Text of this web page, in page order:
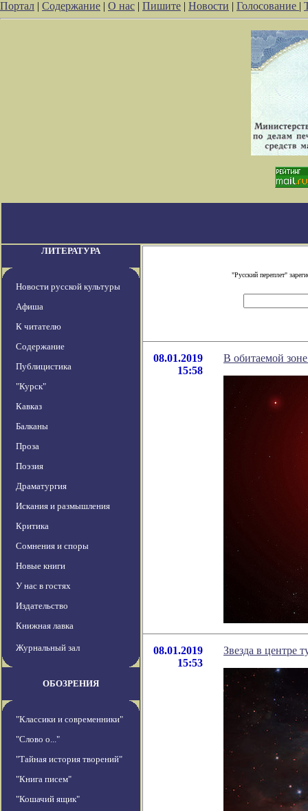
Портал | Содержание | О нас | Пишите | Новости | Голосование |
ЛИТЕРАТУРА
Новости русской культуры
Афиша
К читателю
Содержание
Публицистика
"Курск"
Кавказ
Балканы
Проза
Поэзия
Драматургия
Искания и размышления
Критика
Сомнения и споры
Новые книги
У нас в гостях
Издательство
Книжная лавка
Журнальный зал
ОБОЗРЕНИЯ
"Классики и современники"
"Слово о..."
"Тайная история творений"
"Книга писем"
"Кошачий ящик"
"Русский переплет"
08.01.2019
15:58
В обитаемой
08.01.2019
15:53
Звезда в центре